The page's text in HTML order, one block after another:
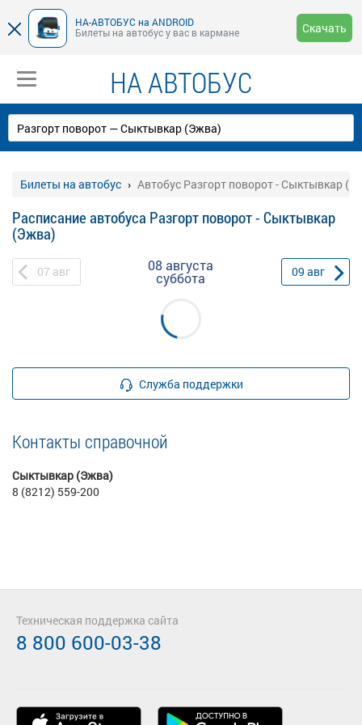
НА-АВТОБУС на ANDROID
Билеты на автобус у вас в кармане
Скачать
НА АВТОБУС
Билеты на автобус Автобус Разгорт поворот - Сыктывкар
Расписание автобуса Разгорт поворот - Сыктывкар
(Эжва)
07 авг 08 августа
суббота 09 авг
Служба поддержки
Контакты справочной
Сыктывкар (Эжва)
8 (8212) 559-200
Техническая поддержка сайта
8 800 600-03-38